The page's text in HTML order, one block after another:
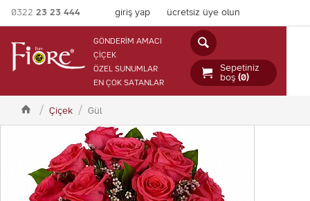
0322 23 23 444 giriş yap ücretsiz üye olun
GÖNDERİM AMACI
ÇİÇEK
ÖZEL SUNUMLAR
EN ÇOK SATANLAR


Sepetiniz
boş (0)
 Çiçek Gül